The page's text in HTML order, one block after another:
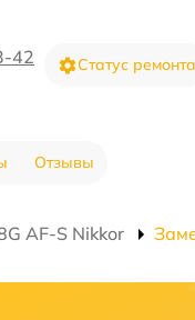
42 Статус ремонта
Отзывы
AF-S Nikkor